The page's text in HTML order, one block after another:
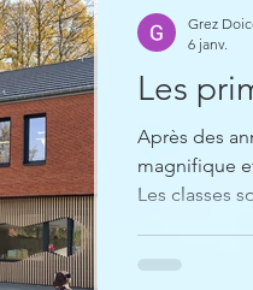
cou
Les
Après des
magnifique
Les classes
Grez
6 janv.